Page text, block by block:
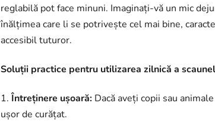
reglabilă pot face minuni. Imaginați-vă un mic
înălțimea care li se potrivește cel mai bine,
accesibil tuturor.
Soluții practice pentru utilizarea zilnică a
1. Întreținere ușoară: Dacă aveți copii sau
ușor de curățat.